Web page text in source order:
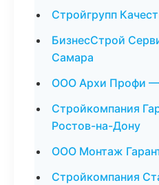
Стройгрупп
БизнесСтрой
Самара
ООО Архи Профи —
Стройкомпания
Ростов-на-Дону
ООО Монтаж
Стройкомпания